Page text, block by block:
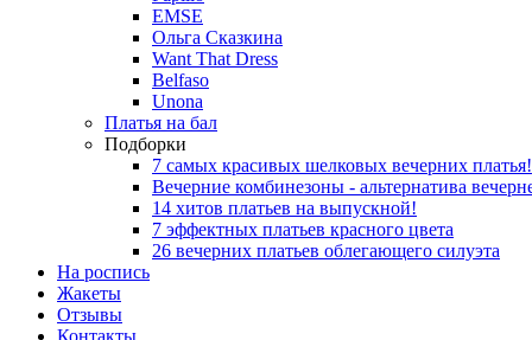
EMSE
Ольга Сказкина
Want That Dress
Belfaso
Unona
Платья на бал
Подборки
7 самых красивых шелковых вечерних платья!
Вечерние комбинезоны - альтернатива
14 хитов платьев на выпускной!
7 эффектных платьев красного цвета
26 вечерних платьев облегающего силуэта
На роспись
Жакеты
Отзывы
Контакты